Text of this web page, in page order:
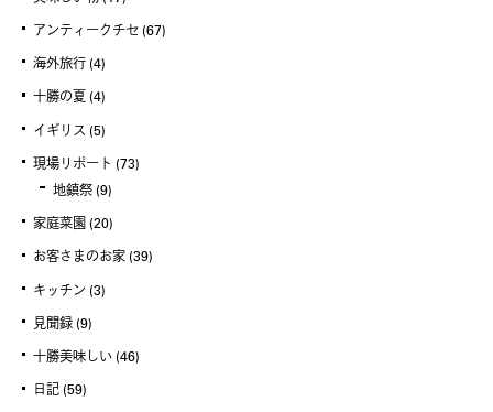
アンティークチセ (67)
海外旅行 (4)
十勝の夏 (4)
イギリス (5)
現場リポート (73)
地鎮祭 (9)
家庭菜園 (20)
お客さまのお家 (39)
キッチン (3)
見聞録 (9)
十勝美味しい (46)
日記 (59)